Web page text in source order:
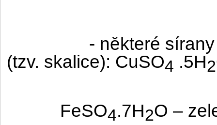
- některé
(tzv. skalice): CuSO4 .5H2
FeSO4.7H2O –